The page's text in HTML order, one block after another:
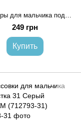
249 грн
Купить